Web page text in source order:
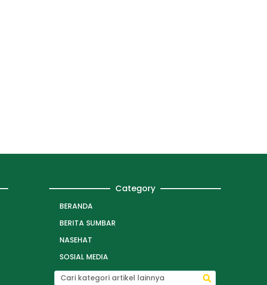
Category
BERANDA
BERITA SUMBAR
NASEHAT
SOSIAL MEDIA